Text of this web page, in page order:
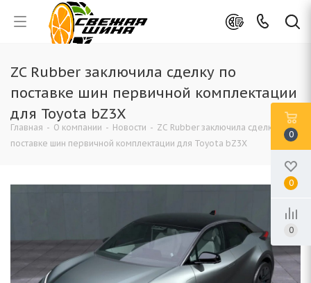
ZC Rubber заключила сделку по
поставке шин первичной комплектации
для Toyota bZ3X
Главная - О компании - Новости - ZC Rubber заключила сделку по
поставке шин первичной комплектации для Toyota bZ3X
0
0
0